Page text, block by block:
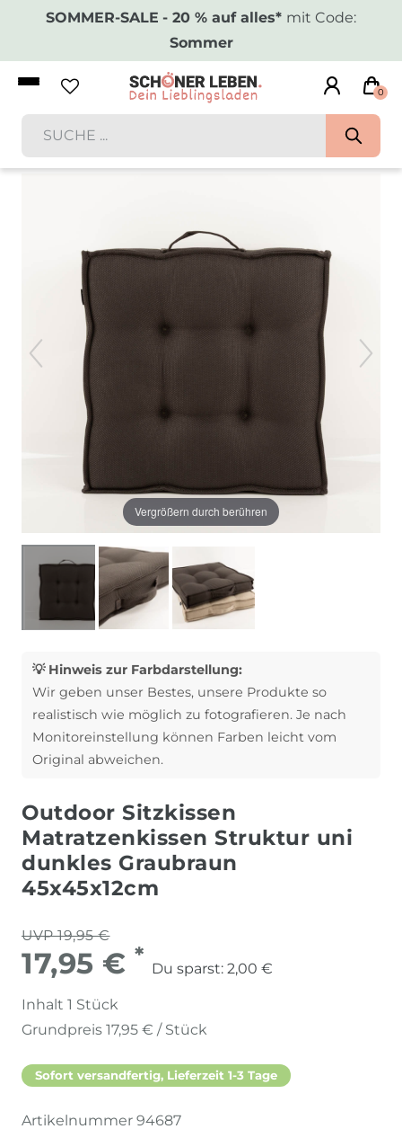
SOMMER-SALE - 20 % auf alles* mit Code:
Sommer
0
Vergrößern durch berühren
💡 Hinweis zur Farbdarstellung:
Wir geben unser Bestes, unsere Produkte so
realistisch wie möglich zu fotografieren. Je nach
Monitoreinstellung können Farben leicht vom
Original abweichen.
Outdoor Sitzkissen
Matratzenkissen Struktur uni
dunkles Graubraun
45x45x12cm
UVP 19,95 €
17,95 € *
Du sparst: 2,00 €
Inhalt 1 Stück
Grundpreis 17,95 € / Stück
Sofort versandfertig, Lieferzeit 1-3 Tage
Artikelnummer 94687